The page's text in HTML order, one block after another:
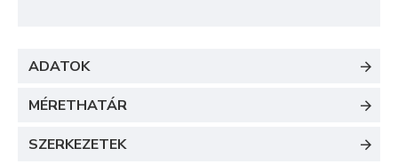
ADATOK
MÉRETHATÁR
SZERKEZETEK